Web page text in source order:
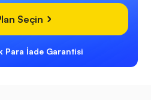
Seçin
Para İade Garantisi